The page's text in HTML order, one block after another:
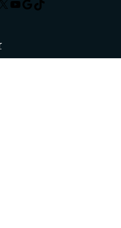
X YouTube
Google
TikTok